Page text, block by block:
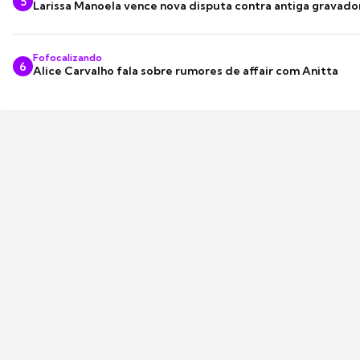
Larissa Manoela vence nova disputa contra antiga
6
Fofocalizando
Alice Carvalho fala sobre rumores de affair com Anitta